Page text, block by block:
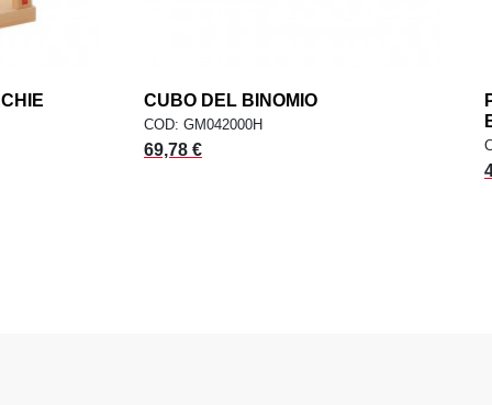
add AGGIUNGI AL CARRELLO
CUBO DEL BINOMIO
COD: GM042000H
69,78 €